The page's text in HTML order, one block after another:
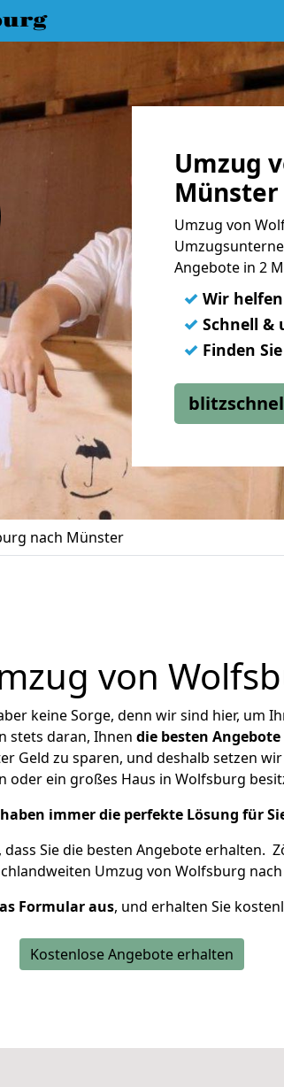
Umzug
Umzug von
Angebote in 2
✓ Wir
✓ Schnell &
✓ Finden
nach Münster
von
keine Sorge, denn wir sind hier, um
stets daran, Ihnen die besten
Geld zu sparen, und deshalb setzen
oder ein großes Haus in Wolfsburg
immer die perfekte Lösung für
Sie die besten Angebote erhalten.
Umzug von Wolfsburg
Formular aus, und erhalten Sie
Kostenlose Angebote erhalten